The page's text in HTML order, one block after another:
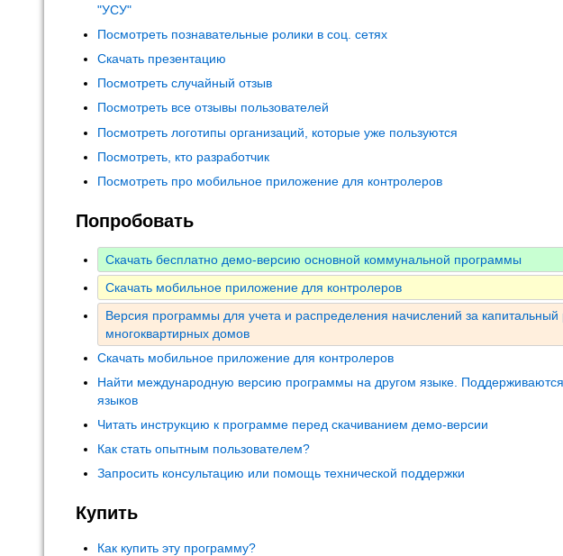
"УСУ"
Посмотреть познавательные ролики в соц. сетях
Скачать презентацию
Посмотреть случайный отзыв
Посмотреть все отзывы пользователей
Посмотреть логотипы организаций, которые уже пользуются
Посмотреть, кто разработчик
Посмотреть про мобильное приложение для контролеров
Попробовать
Скачать бесплатно демо-версию основной коммунальной программы
Скачать мобильное приложение для контролеров
Версия программы для учета и распределения начислений за капитальный
многоквартирных домов
Скачать мобильное приложение для контролеров
Найти международную версию программы на другом языке.
языков
Читать инструкцию к программе перед скачиванием демо-версии
Как стать опытным пользователем?
Запросить консультацию или помощь технической поддержки
Купить
Как купить эту программу?